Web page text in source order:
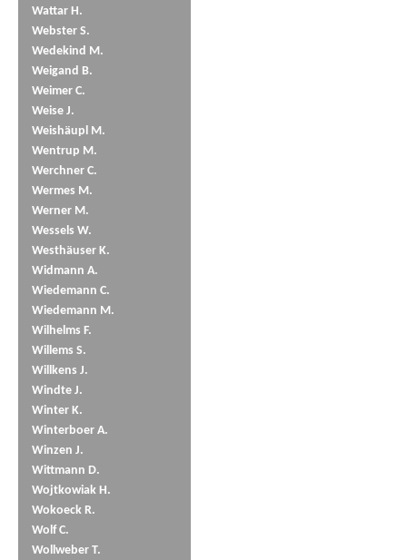
Wattar H.
Webster S.
Wedekind M.
Weigand B.
Weimer C.
Weise J.
Weishäupl M.
Wentrup M.
Werchner C.
Wermes M.
Werner M.
Wessels W.
Westhäuser K.
Widmann A.
Wiedemann C.
Wiedemann M.
Wilhelms F.
Willems S.
Willkens J.
Windte J.
Winter K.
Winterboer A.
Winzen J.
Wittmann D.
Wojtkowiak H.
Wokoeck R.
Wolf C.
Wollweber T.